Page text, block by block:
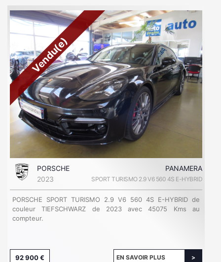
Vendu(e)
PORSCHE
PANAMERA
2023
SPORT TURISMO 2.9 V6 560 4S E-HYBRID
PORSCHE SPORT TURISMO 2.9 V6 560 4S E-HYBRID de
couleur TIEFSCHWARZ de 2023 avec 45075 Kms au
compteur.
92 900 € EN SAVOIR PLUS